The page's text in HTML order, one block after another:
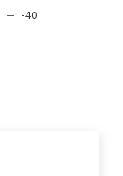
— -40